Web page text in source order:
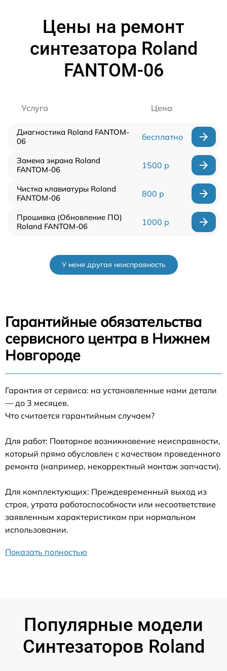
Цены на ремонт
синтезатора Roland
FANTOM-06
Услуга Цена
Диагностика Roland FANTOM-
06
бесплатно
Замена экрана Roland
FANTOM-06
1500 р
Чистка клавиатуры Roland
FANTOM-06
800 р
Прошивка (Обновление ПО)
Roland FANTOM-06
1000 р
У меня другая неисправность
Гарантийные обязательства
сервисного центра в Нижнем
Новгороде
Гарантия от сервиса: на установленные нами детали
— до 3 месяцев.
Что считается гарантийным случаем?
Для работ: Повторное возникновение неисправности,
который прямо обусловлен с качеством проведенного
ремонта (например, некорректный монтаж запчасти).
Для комплектующих: Преждевременный выход из
строя, утрата работоспособности или несоответствие
заявленным характеристикам при нормальном
использовании.
Показать полностью
Популярные модели
Синтезаторов Roland